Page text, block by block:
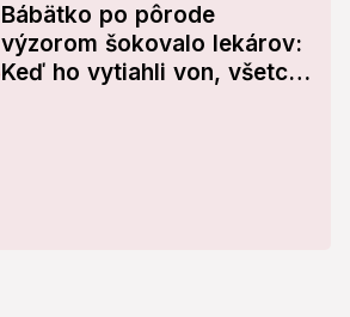
Bábätko po pôrode
výzorom šokovalo lekárov:
Keď ho vytiahli von, všetci